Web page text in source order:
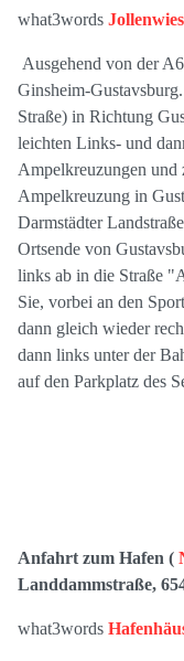
what3words
Ausgehend von der
Ginsheim-
Straße) in Richtung
leichten Links- und
Ampelkreuzungen und
Ampelkreuzung in
Darmstädter
Ortsende von
links ab in die Straße
Sie, vorbei an den
dann gleich wieder
dann links unter der
auf den Parkplatz des
Anfahrt zum Hafen (
Landdammstraße,
what3words